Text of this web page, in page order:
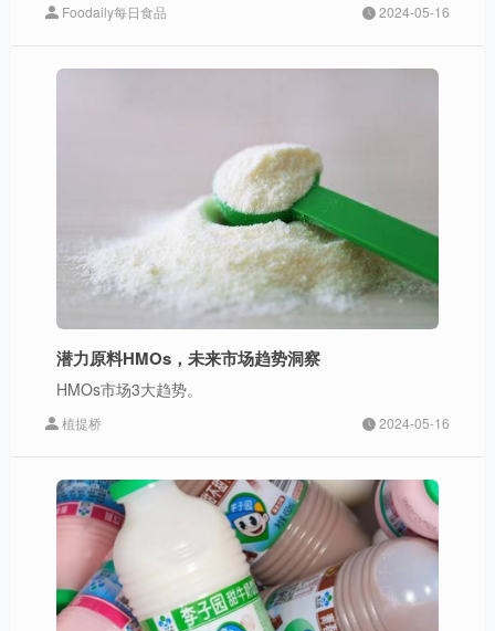
Foodaily每日食品 2024-05-16
潜力原料HMOs，未来市场趋势洞察
HMOs市场3大趋势。
植提桥 2024-05-16